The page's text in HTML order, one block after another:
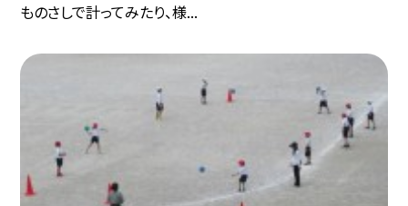
ものさしで計ってみたり、様...